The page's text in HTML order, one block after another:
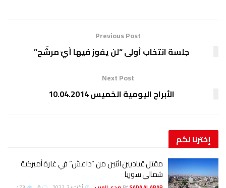
Previous Post
جلسة انتخاب أولى “لن يفوز فيها أيّ مرشّح”
Next Post
الأبراج اليومية الخميس 10.04.2014
إخترنالكم
مقتل قياديين اثنين من “داعش” في غارة أميركية
شمالي سوريا